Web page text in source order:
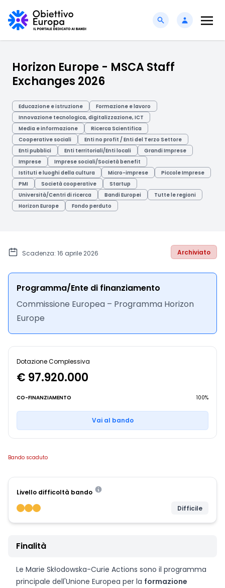
Horizon Europe - MSCA Staff
Exchanges 2026
Educazione e istruzione
Formazione e lavoro
Innovazione tecnologica, digitalizzazione, ICT
Media e informazione
Ricerca Scientifica
Cooperative sociali
Enti no profit / Enti del Terzo Settore
Enti pubblici
Enti territoriali/Enti locali
Grandi Imprese
Imprese
Imprese sociali/Società benefit
Istituti e luoghi della cultura
Micro-imprese
Piccole Imprese
PMI
Società cooperative
Startup
Università/Centri di ricerca
Bandi Europei
Tutte le regioni
Horizon Europe
Fondo perduto
Scadenza: 16 aprile 2026 Archiviato
Programma/Ente di finanziamento
Commissione Europea – Programma Horizon
Europe
Dotazione Complessiva
€ 97.920.000
CO-FINANZIAMENTO 100%
Vai al bando
Bando scaduto
Livello difficoltà bando
Difficile
Finalità
Le Marie Skłodowska-Curie Actions sono il programma
principale dell'Unione Europea per la formazione